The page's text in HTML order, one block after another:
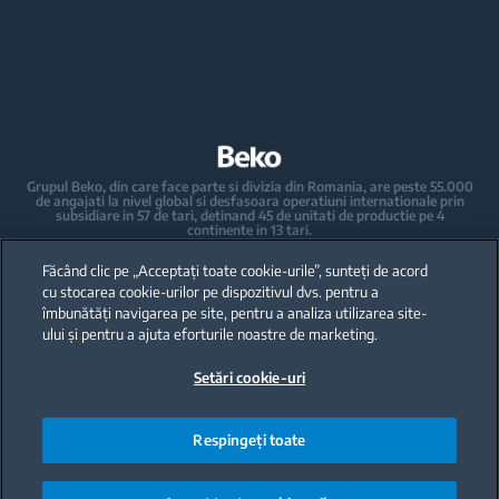
Masini de spalat vase independente
Masini de spalat vase incorporabile
Espressoare automate si manuale - Cafetiere
Blendere
Grupul Beko, din care face parte si divizia din Romania, are peste 55.000
de angajati la nivel global si desfasoara operatiuni internationale prin
subsidiare in 57 de tari, detinand 45 de unitati de productie pe 4
continente in 13 tari.
Beko a devenit lider al pietei europene de electrocasnice mari, raportat la
La nivel global, compania detine 31 de centre de cercetare-dezvoltare si
design, care gazduiesc peste 2.300 de cercetatori si detine peste 3.500 de
cereri internationale de brevet.
+40 735 853 350 – Gaesti | +40 728 777 728 - Ulmi | Call Center *9010
Făcând clic pe „Acceptați toate cookie-urile”, sunteți de acord
cu stocarea cookie-urilor pe dispozitivul dvs. pentru a
îmbunătăți navigarea pe site, pentru a analiza utilizarea site-
ului și pentru a ajuta eforturile noastre de marketing.
Setări cookie-uri
Respingeți toate